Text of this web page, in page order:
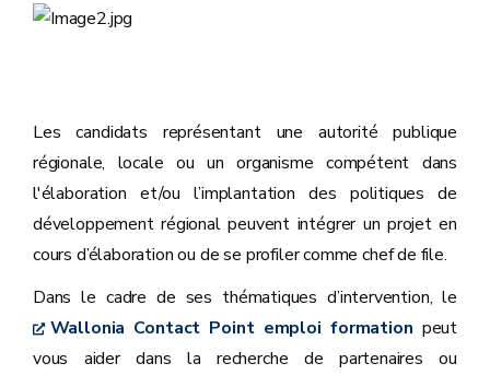
Les candidats représentant une autorité publique
régionale, locale ou un organisme compétent dans
l'élaboration et/ou l’implantation des politiques de
développement régional peuvent intégrer un projet en
cours d’élaboration ou de se profiler comme chef de file.
Dans le cadre de ses thématiques d’intervention, le
Wallonia Contact Point emploi formation peut
vous aider dans la recherche de partenaires ou